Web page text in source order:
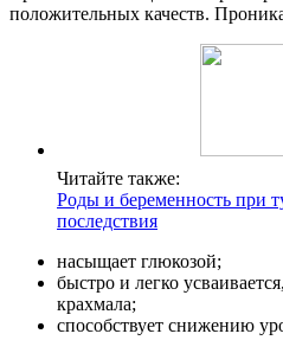
положительных качеств.
Читайте также:
Роды и беременность при
последствия
насыщает глюкозой;
быстро и легко
крахмала;
способствует снижению